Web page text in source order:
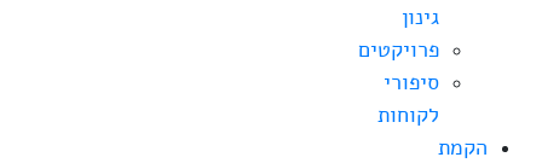
גינון
פרויקטים
סיפורי
לקוחות
הקמת